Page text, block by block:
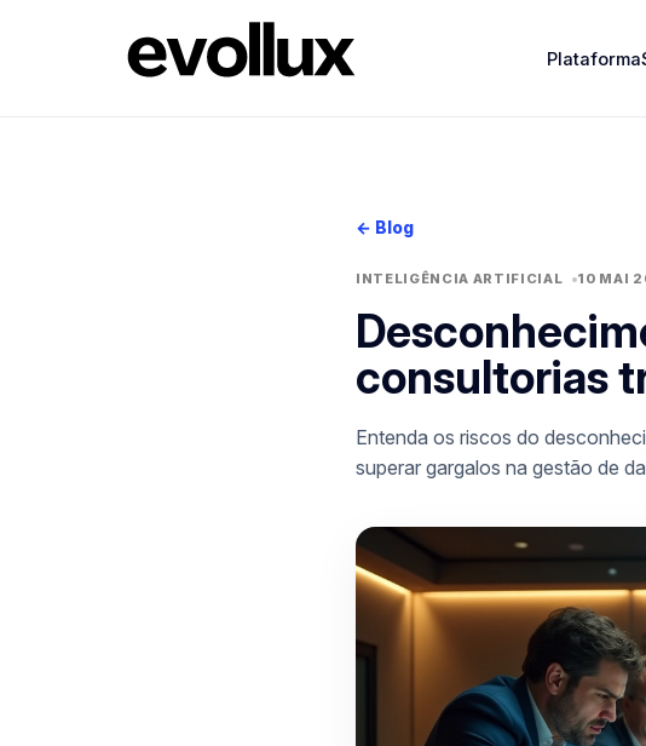
Plataforma
← Blog
INTELIGÊNCIA ARTIFICIAL 10 MAI
consultorias
Entenda os riscos do
superar gargalos na gestão de